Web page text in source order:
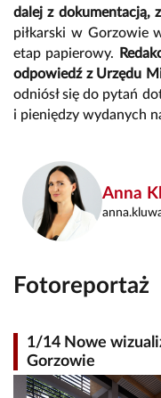
dalej z dokumentacją,
piłkarski w Gorzowie
etap papierowy.
odpowiedź z Urzędu
odniósł się do pytań
i pieniędzy wydanych
Anna
Fotoreportaż
1/14 Nowe
Gorzowie